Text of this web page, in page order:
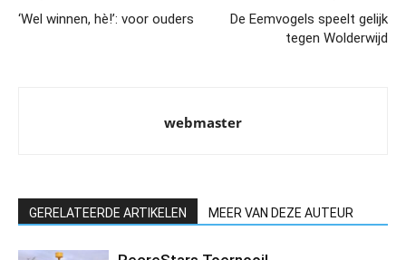
‘Wel winnen, hè!’: voor ouders
De Eemvogels speelt gelijk
tegen Wolderwijd
webmaster
GERELATEERDE ARTIKELEN MEER VAN DEZE AUTEUR